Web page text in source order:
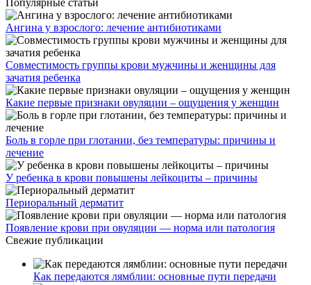
Популярные статьи
Ангина у взрослого: лечение антибиотиками
Совместимость группы крови мужчины и женщины для
зачатия ребенка
Какие первые признаки овуляции – ощущения у женщин
Боль в горле при глотании, без температуры: причины и
лечение
У ребенка в крови повышены лейкоциты – причины
Периоральный дерматит
Появление крови при овуляции — норма или патология
Свежие публикации
Как передаются лямблии: основные пути передачи